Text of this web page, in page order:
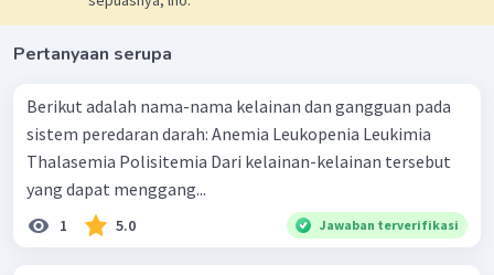
Pertanyaan serupa
Berikut adalah nama-nama kelainan dan gangguan pada
sistem peredaran darah: Anemia Leukopenia Leukimia
Thalasemia Polisitemia Dari kelainan-kelainan tersebut
yang dapat menggang...
1 5.0 Jawaban terverifikasi